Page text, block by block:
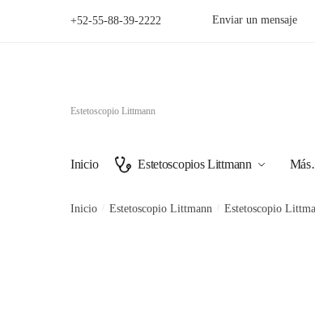
+52-55-88-39-2222 Enviar un mensaje
Estetoscopio Littmann
Inicio Estetoscopios Littmann
Inicio Estetoscopio Littmann Estetoscopio